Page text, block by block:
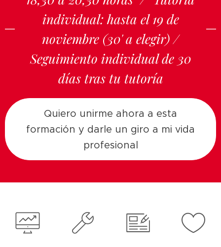
individual: hasta el 19 de
noviembre (30' a elegir) /
Seguimiento individual de 30
días tras tu tutoría
Quiero unirme ahora a esta
formación y darle un giro a mi vida
profesional